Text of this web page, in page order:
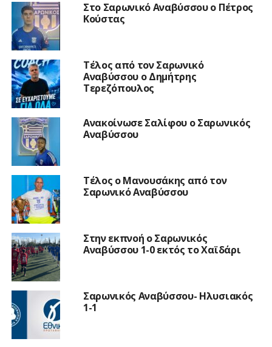
Στο Σαρωνικό Αναβύσσου ο Πέτρος
Κούστας
Τέλος από τον Σαρωνικό
Αναβύσσου ο Δημήτρης
Τερεζόπουλος
Ανακοίνωσε Σαλίφου ο Σαρωνικός
Αναβύσσου
Τέλος ο Μανουσάκης από τον
Σαρωνικό Αναβύσσου
Στην εκπνοή ο Σαρωνικός
Αναβύσσου 1-0 εκτός το Χαϊδάρι
Σαρωνικός Αναβύσσου- Ηλυσιακός
1-1